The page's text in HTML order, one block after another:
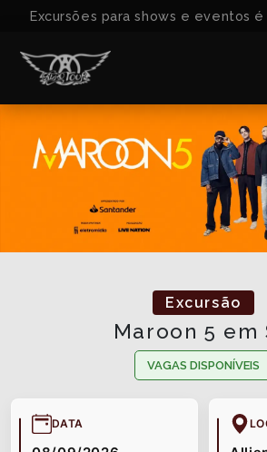
Excursões para shows e eventos
Excursão
Maroon 5 em
VAGAS DISPONÍVEIS
DATA